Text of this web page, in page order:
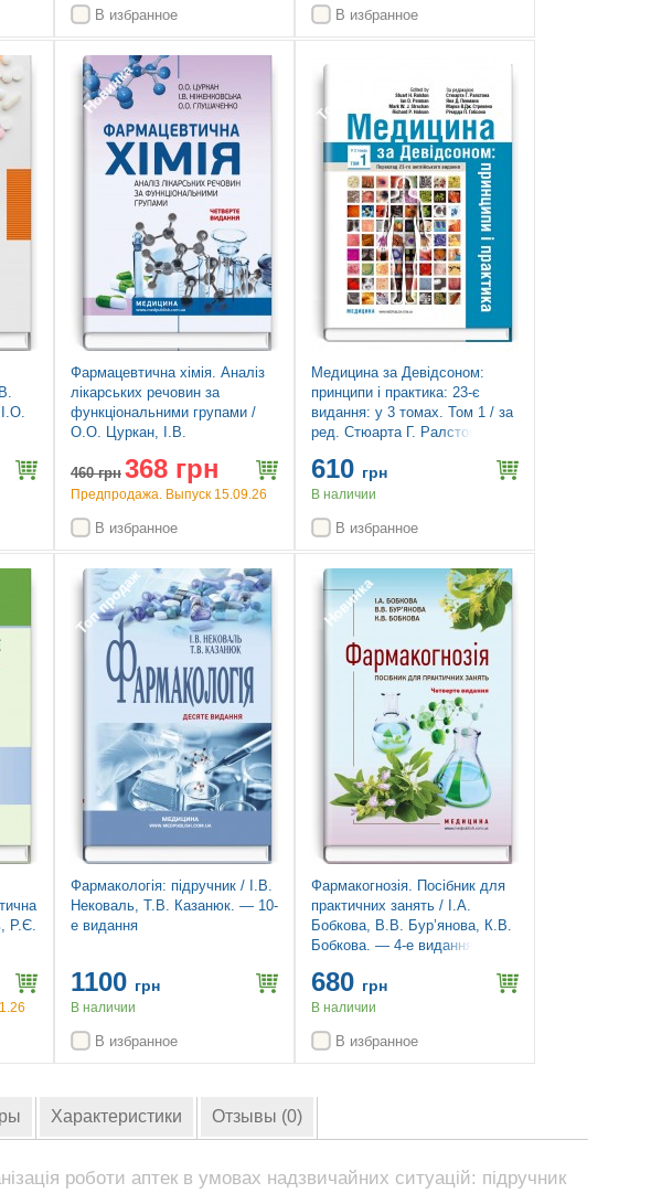
В избранное В избранное
Новинка
Фармацевтична хімія. Аналіз
лікарських речовин за
функціональними групами /
О.О. Цуркан, І.В.
Глушаченко. — 4-е видання
460грн 368 грн
Предпродажа. Выпуск 15.09.26
В избранное
Топ продаж
Медицина за Девідсоном:
принципи і практика: 23-є
видання: у 3 томах. Том 1 / за
ред. Стюарта Г. Ралстона, Яна
Стрекена, Річарда П. Гобсона
610 грн
В наличии
В избранное
Р.Є.
Топ продаж
Фармакологія: підручник / І.В.
Нековаль, Т.В. Казанюк. — 10-
е видання
1100 грн
В наличии
В избранное
Новинка
Фармакогнозія. Посібник для
практичних занять / І.А.
Бобкова, В.В. Бур’янова, К.В.
Бобкова. — 4-е видання
680 грн
В наличии
В избранное
Характеристики Отзывы (0)
роботи аптек в умовах надзвичайних ситуацій: підручник